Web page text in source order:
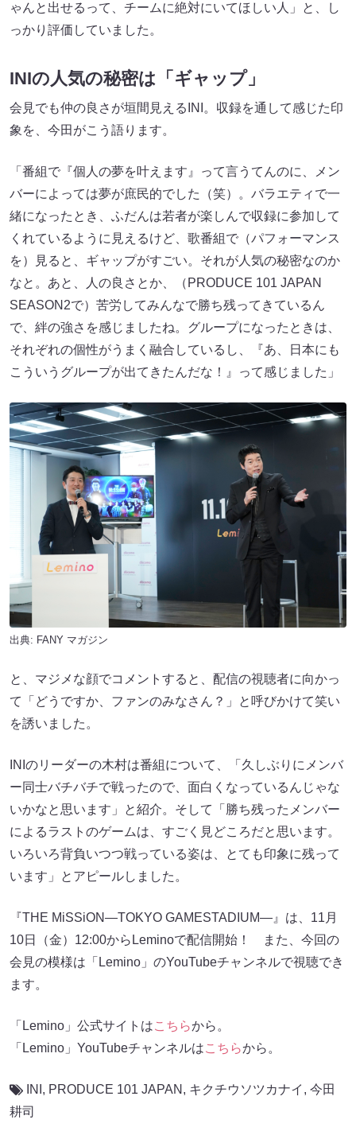
ゃんと出せるって、チームに絶対にいてほしい人」と、し
っかり評価していました。
INIの人気の秘密は「ギャップ」
会見でも仲の良さが垣間見えるINI。収録を通して感じた印
象を、今田がこう語ります。
「番組で『個人の夢を叶えます』って言うてんのに、メン
バーによっては夢が庶民的でした（笑）。バラエティで一
緒になったとき、ふだんは若者が楽しんで収録に参加して
くれているように見えるけど、歌番組で（パフォーマンス
を）見ると、ギャップがすごい。それが人気の秘密なのか
なと。あと、人の良さとか、（PRODUCE 101 JAPAN
SEASON2で）苦労してみんなで勝ち残ってきているん
で、絆の強さを感じましたね。グループになったときは、
それぞれの個性がうまく融合しているし、『あ、日本にも
こういうグループが出てきたんだな！』って感じました」
出典: FANY マガジン
と、マジメな顔でコメントすると、配信の視聴者に向かっ
て「どうですか、ファンのみなさん？」と呼びかけて笑い
を誘いました。
INIのリーダーの木村は番組について、「久しぶりにメンバ
ー同士バチバチで戦ったので、面白くなっているんじゃな
いかなと思います」と紹介。そして「勝ち残ったメンバー
によるラストのゲームは、すごく見どころだと思います。
いろいろ背負いつつ戦っている姿は、とても印象に残って
います」とアピールしました。
『THE MiSSiON―TOKYO GAMESTADIUM―』は、11月
10日（金）12:00からLeminoで配信開始！ また、今回の
会見の模様は「Lemino」のYouTubeチャンネルで視聴でき
ます。
「Lemino」公式サイトはこちらから。
「Lemino」YouTubeチャンネルはこちらから。
INI , PRODUCE 101 JAPAN , キクチウソツカナイ , 今田
耕司